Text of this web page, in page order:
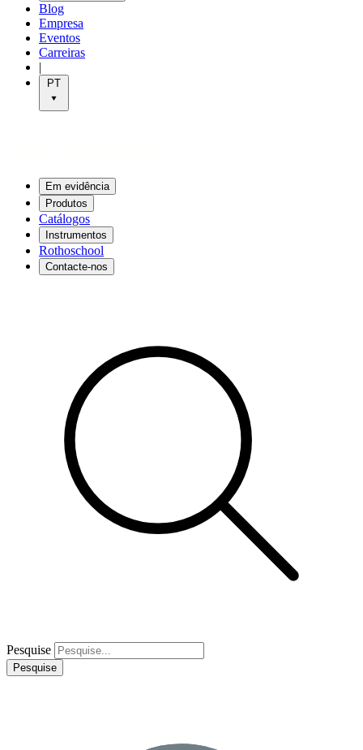
Blog
Empresa
Eventos
Carreiras
|
PT
Em evidência
Produtos
Catálogos
Instrumentos
Rothoschool
Contacte-nos
Pesquise
Pesquise